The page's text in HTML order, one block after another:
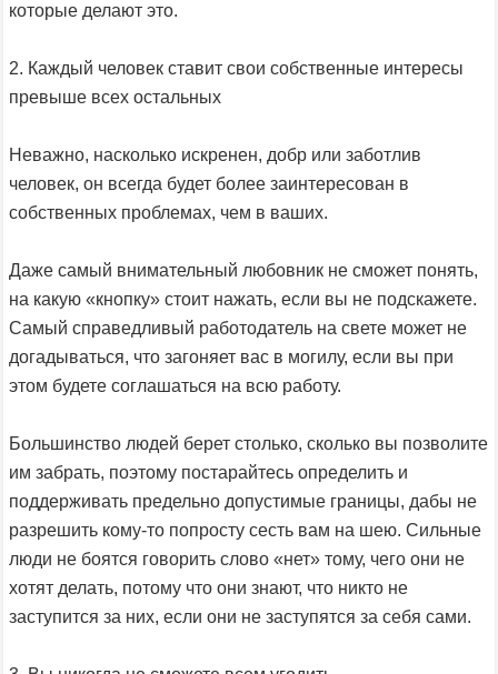
которые делают это.
2. Каждый человек ставит свои собственные интересы
превыше всех остальных
Неважно, насколько искренен, добр или заботлив
человек, он всегда будет более заинтересован в
собственных проблемах, чем в ваших.
Даже самый внимательный любовник не сможет понять,
на какую «кнопку» стоит нажать, если вы не подскажете.
Самый справедливый работодатель на свете может не
догадываться, что загоняет вас в могилу, если вы при
этом будете соглашаться на всю работу.
Большинство людей берет столько, сколько вы позволите
им забрать, поэтому постарайтесь определить и
поддерживать предельно допустимые границы, дабы не
разрешить кому-то попросту сесть вам на шею. Сильные
люди не боятся говорить слово «нет» тому, чего они не
хотят делать, потому что они знают, что никто не
заступится за них, если они не заступятся за себя сами.